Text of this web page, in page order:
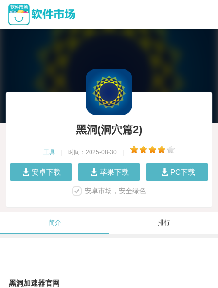
黑洞(洞穴篇2)
工具 时间：2025-08-30
安卓下载 苹果下载 PC下载
安卓市场，安全绿色
简介 排行
黑洞加速器官网